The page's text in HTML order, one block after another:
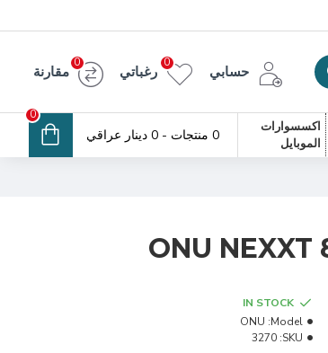
حسابي رغباتي
0
مقارنة
0
اكسسوارات
الموبايل
0 منتجات - 0 دينار عراقي
0
ONU NEXXT
IN STOCK
Model:
ONU
SKU:
3270